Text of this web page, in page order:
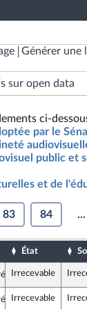
Générer une
sur open data
ci-
par le
public et
et de
83 84 ...
État
Irrecevable
Irrecevable